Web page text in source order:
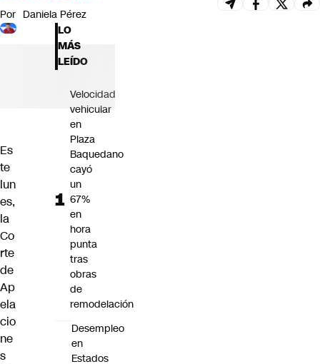
Por Daniela Pérez
Es
te
lun
es,
la
Co
rte
de
Ap
ela
cio
ne
s
LO
MÁS
LEÍDO
Velocidad
vehicular
en
Plaza
Baquedano
cayó
un
67%
en
hora
punta
tras
obras
de
remodelación
Desempleo
en
Estados